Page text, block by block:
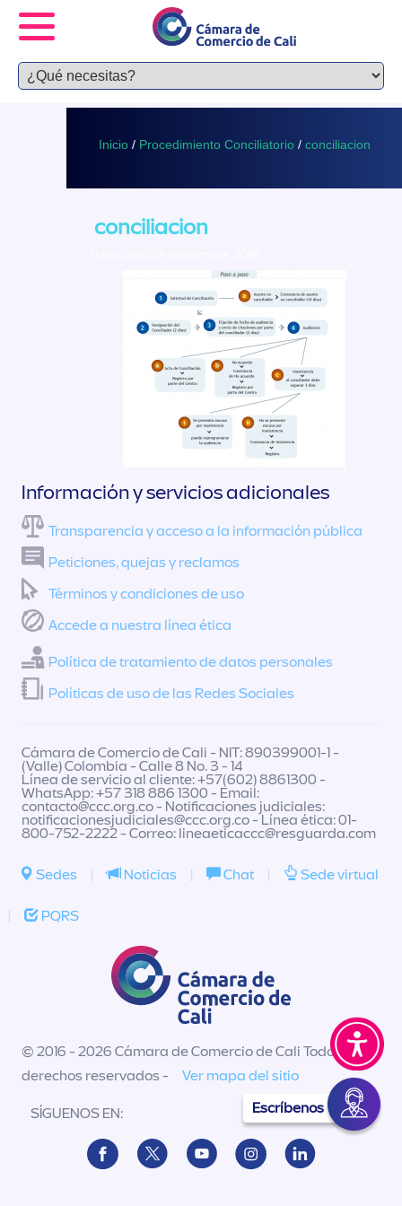
Inicio / Procedimiento Conciliatorio / conciliacion
conciliacion
Escríbenos
Información y servicios adicionales
Transparencia y acceso a la información pública
Peticiones, quejas y reclamos
Términos y condiciones de uso
Accede a nuestra línea ética
Política de tratamiento de datos personales
Políticas de uso de las Redes Sociales
Cámara de Comercio de Cali - NIT: 890399001-1 -
(Valle) Colombia - Calle 8 No. 3 - 14
Línea de servicio al cliente: +57(602) 8861300 -
WhatsApp: +57 318 886 1300 - Email:
contacto@ccc.org.co- Notificaciones judiciales:
notificacionesjudiciales@ccc.org.co- Línea ética: 01-
800-752-2222 - Correo: lineaeticaccc@resguarda.com
Sedes | Noticias | Chat | Sede virtual
| PQRS
© 2016 - 2026 Cámara de Comercio de Cali Todos los
derechos reservados -
Ver mapa del sitio
SÍGUENOS EN: